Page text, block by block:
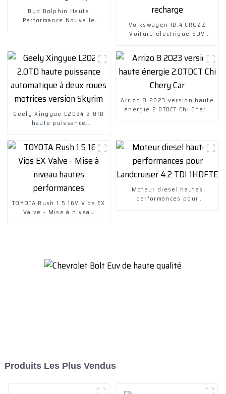
Byd Dolphin Haute
Performance Nouvelle
Volkswagen ID.4 CROZZ
Voiture électrique SUV
recharge
Geely Xingyue L2024 2.0TD
haute puissance
Arrizo 8 2023 version haute
énergie 2.0TDCT Chi Chery
TOYOTA Rush 1.5 16V Vios EX
Valve - Mise à niveau
Moteur diesel hautes
performances pour
Produits Les Plus Vendus